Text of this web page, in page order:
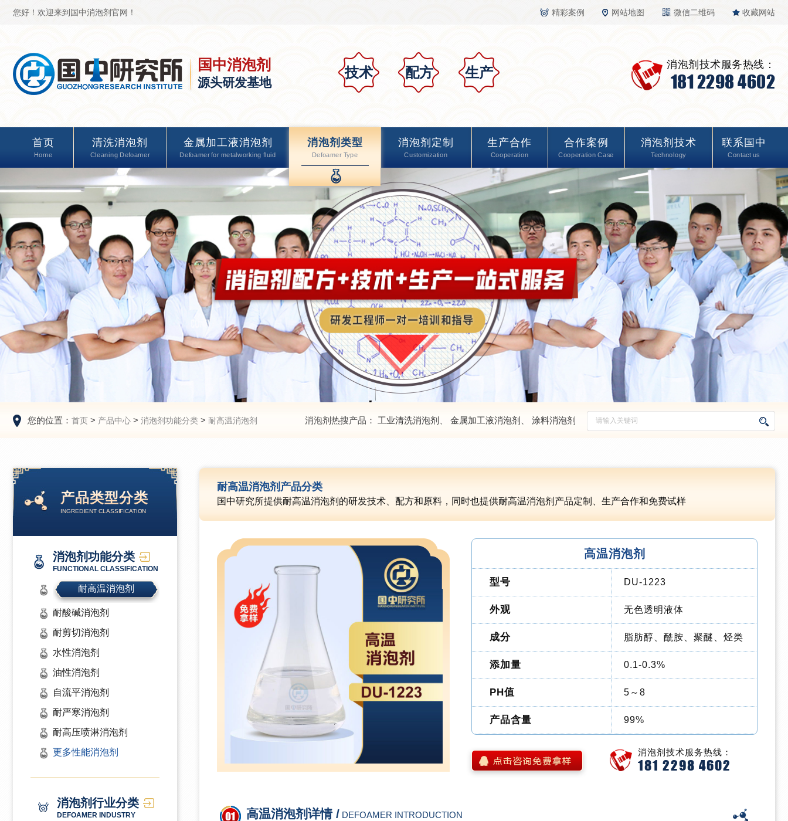
您好！欢迎来到国中消泡剂官网！ 精彩案例 网站地图 微信二维码 收藏网站
国中消泡剂
源头研发基地
技术 配方 生产 消泡剂技术服务热线：
181 2298 4602
首页
Home
清洗消泡剂
Cleaning Defoamer
金属加工液消泡剂
Defoamer for metalworking fluid
消泡剂类型
Defoamer Type
消泡剂定制
Customization
生产合作
Cooperation
合作案例
Cooperation Case
消泡剂技术
Technology
联系国中
Contact us
您的位置： 首页 > 产品中心 > 消泡剂功能分类 > 耐高温消泡剂 消泡剂热搜产品： 工业清洗消泡剂 金属加工液消泡剂 涂料消泡剂
产品类型分类
INGREDIENT CLASSIFICATION
消泡剂功能分类
FUNCTIONAL CLASSIFICATION
耐高温消泡剂
耐酸碱消泡剂
耐剪切消泡剂
水性消泡剂
油性消泡剂
自流平消泡剂
耐严寒消泡剂
耐高压喷淋消泡剂
更多性能消泡剂
消泡剂行业分类
DEFOAMER INDUSTRY
耐高温消泡剂 产品分类
国中研究所提供耐高温消泡剂的研发技术、配方和原料，同时也提供耐高温消泡剂产品定制、生产合作和免费试样
高温消泡剂
型号 DU-1223
外观 无色透明液体
成分 脂肪醇、酰胺、聚醚、烃类
添加量 0.1-0.3%
PH值 5～8
产品含量 99%
消泡剂技术服务热线：
181 2298 4602
高温消泡剂详情 / DEFOAMER INTRODUCTION